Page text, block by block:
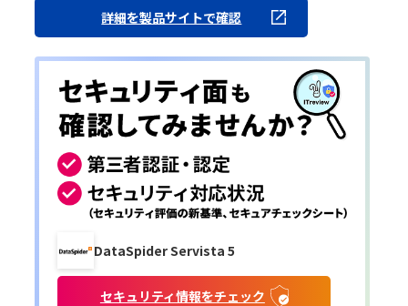
詳細を製品サイトで確認
DataSpider Servista 5
セキュリティ情報をチェック